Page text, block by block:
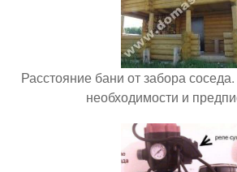
Расстояние бани от забора
необходимости и